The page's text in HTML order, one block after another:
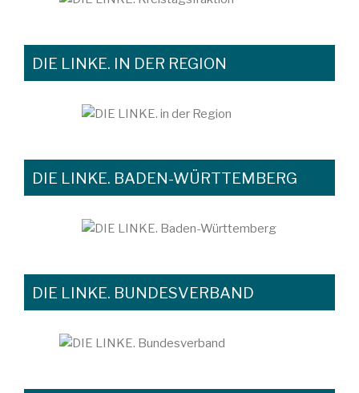
DIE LINKE. IN DER REGION
DIE LINKE. BADEN-WÜRTTEMBERG
DIE LINKE. BUNDESVERBAND